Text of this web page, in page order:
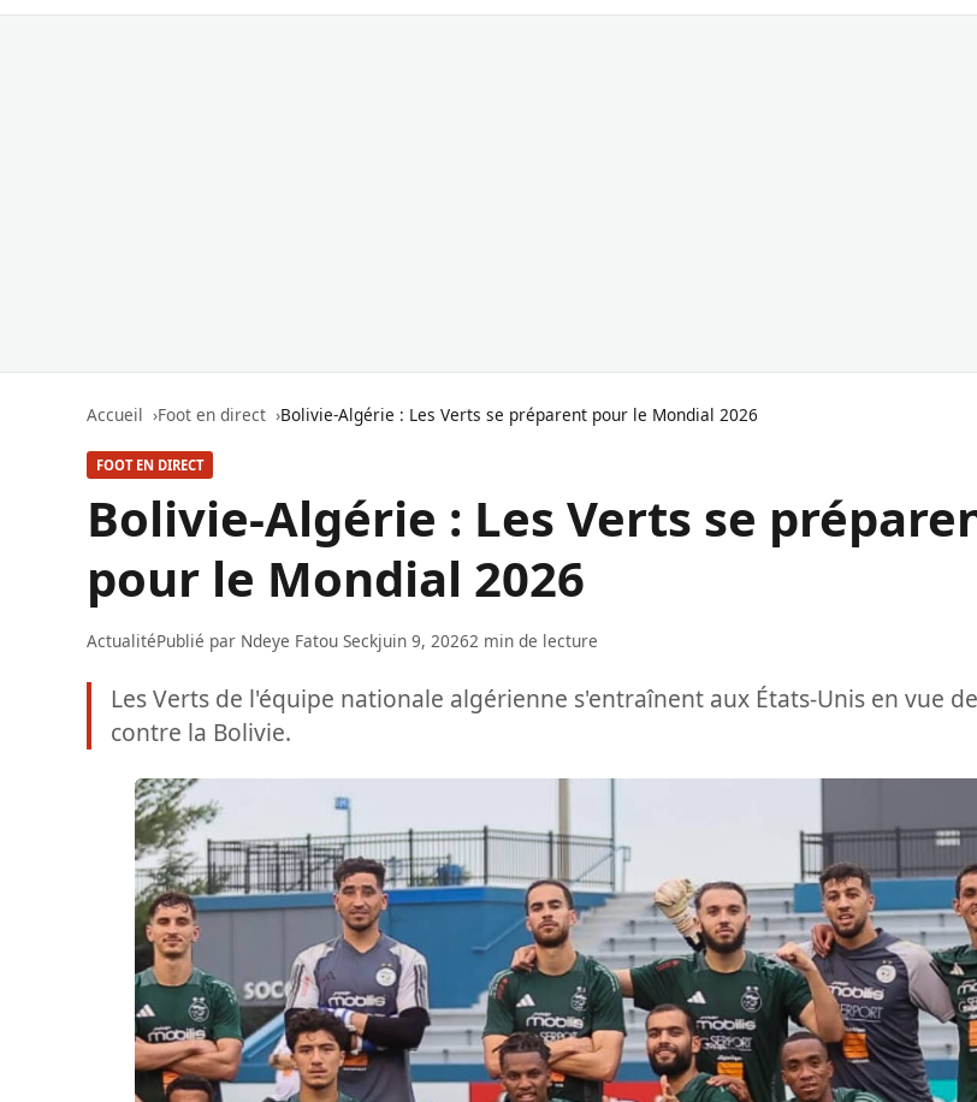
Accueil Foot en direct Bolivie-Algérie : Les Verts se préparent pour le Mondial 2026
FOOT EN DIRECT
Bolivie-Algérie : Les Verts se
pour le Mondial 2026
ActualitéPublié par Ndeye Fatou Seckjuin 9, 20262 min de lecture
Les Verts de l'équipe nationale algérienne s'entraînent aux États-Unis en vue
contre la Bolivie.